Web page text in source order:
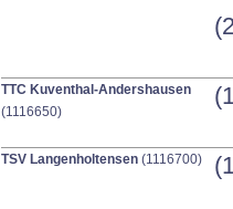
TTC Kuventhal-Andershausen
(1116650)
TSV Langenholtensen (1116700)